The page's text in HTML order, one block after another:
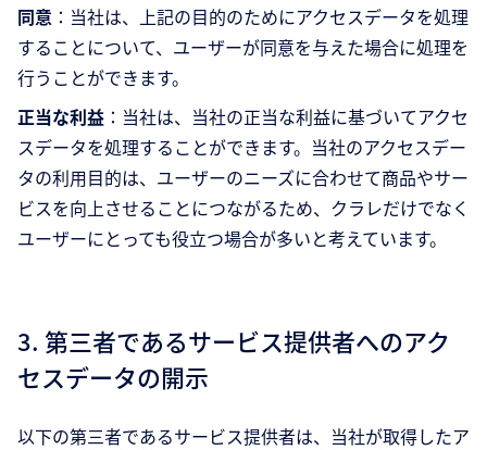
同意 ：当社は、上記の目的のためにアクセスデータを処理
することについて、ユーザーが同意を与えた場合に処理を
行うことができます。
正当な利益 ：当社は、当社の正当な利益に基づいてアクセ
スデータを処理することができます。当社のアクセスデー
タの利用目的は、ユーザーのニーズに合わせて商品やサー
ビスを向上させることにつながるため、クラレだけでなく
ユーザーにとっても役立つ場合が多いと考えています。
3. 第三者であるサービス提供者へのアク
セスデータの開示
以下の第三者であるサービス提供者は、当社が取得したア